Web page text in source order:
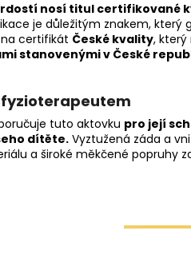
nosí titul certifikované
je důležitým znakem, který
certifikát České kvality, který
stanovenými v České
tuto aktovku pro její
dítěte.Vyztužená záda a
a široké měkčené popruhy